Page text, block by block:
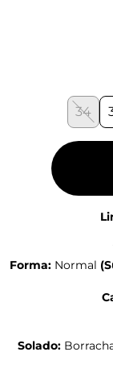
34
Forma:Normal (
Solado: